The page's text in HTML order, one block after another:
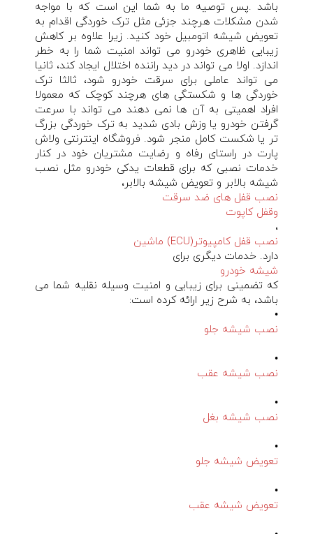
باشد .پس توصیه ما به شما این است که با مواجه
شدن مشکلات هرچند جزئی مثل ترک خوردگی اقدام به
تعویض شیشه اتومبیل خود کنید. زیرا علاوه بر کاهش
زیبایی ظاهری خودرو می تواند امنیت شما را به خطر
اندازد. اولا می تواند در دید راننده اختلال ایجاد کند، ثانیا
می تواند عاملی برای سرقت خودرو شود، ثالثا ترک
خوردگی ها و شکستگی های هرچند کوچک که معمولا
افراد اهمیتی به آن ها نمی دهند می تواند با سرعت
گرفتن خودرو یا وزش بادی شدید به ترک خوردگی بزرگ
تر یا شکست کامل منجر شود. فروشگاه اینترنتی ولاش
پارت در راستای رفاه و رضایت مشتریان خود در کنار
خدمات نصبی که برای قطعات یدکی خودرو مثل نصب
شیشه بالابر و تعویض شیشه بالابر،
نصب قفل های ضد سرقت
وقفل کاپوت
،
نصب قفل کامپیوتر(ECU) ماشین
دارد. خدمات دیگری برای
شیشه خودرو
که تضمینی برای زیبایی و امنیت وسیله نقلیه شما می
باشد، به شرح زیر ارائه کرده است:
•
نصب شیشه جلو
•
نصب شیشه عقب
•
نصب شیشه بغل
•
تعویض شیشه جلو
•
تعویض شیشه عقب